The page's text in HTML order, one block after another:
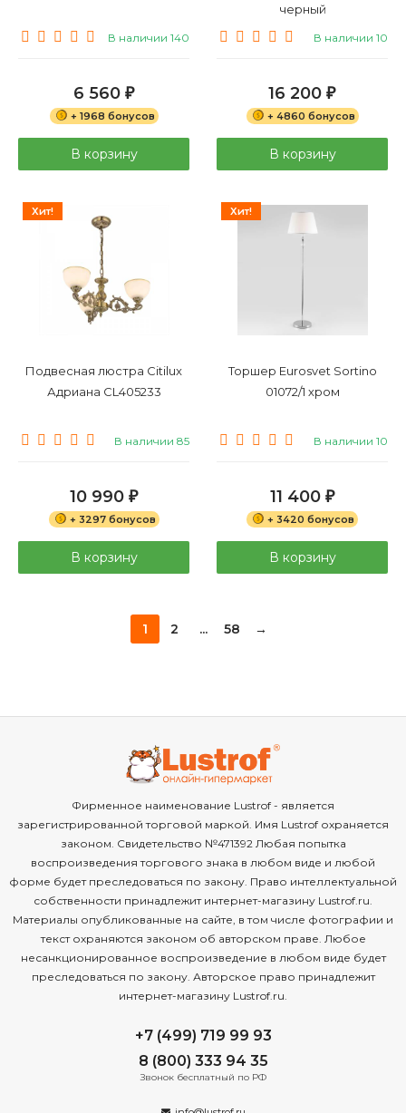
В наличии 140
6 560 ₽
+ 1968 бонусов
В корзину
черный
В наличии 10
16 200 ₽
+ 4860 бонусов
В корзину
Хит!
Подвесная люстра Citilux
Адриана CL405233
В наличии 85
10 990 ₽
+ 3297 бонусов
В корзину
Хит!
Торшер Eurosvet Sortino
01072/1 хром
В наличии 10
11 400 ₽
+ 3420 бонусов
В корзину
1 2 ... 58 →
Фирменное наименование Lustrof - является
зарегистрированной торговой маркой. Имя Lustrof охраняется
законом. Свидетельство №471392 Любая попытка
воспроизведения торгового знака в любом виде и любой
форме будет преследоваться по закону. Право интеллектуальной
собственности принадлежит интернет-магазину Lustrof.ru.
Материалы опубликованные на сайте, в том числе фотографии и
текст охраняются законом об авторском праве. Любое
несанкционированное воспроизведение в любом виде будет
преследоваться по закону. Авторское право принадлежит
интернет-магазину Lustrof.ru.
+7 (499) 719 99 93
8 (800) 333 94 35
Звонок бесплатный по РФ